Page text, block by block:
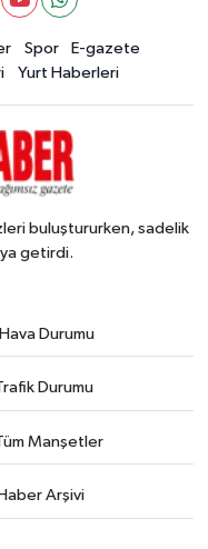
Spor
E-gazete
Yurt Haberleri
buluştururken, sadelik
getirdi.
Hava Durumu
Durumu
Manşetler
Haber Arşivi